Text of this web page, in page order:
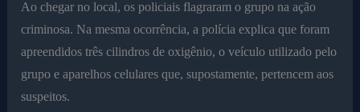
Ao chegar no local, os policiais flagraram o grupo na ação
criminosa. Na mesma ocorrência, a polícia explica que foram
apreendidos três cilindros de oxigênio, o veículo utilizado pelo
grupo e aparelhos celulares que, supostamente, pertencem aos
suspeitos.